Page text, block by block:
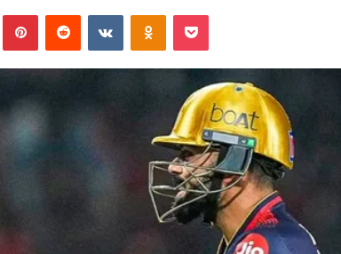
PinterestReddit VKontakteOdnoklassniki
Pocket